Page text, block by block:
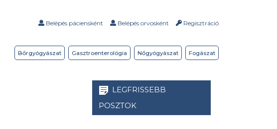
Belépés páciensként Belépés orvosként Regisztráció
Fogászat
Nőgyógyászat
Gasztroenterológia
Bőrgyógyászat
LEGFRISSEBB
POSZTOK